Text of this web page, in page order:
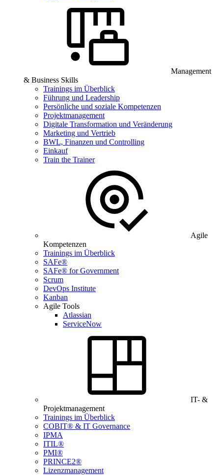
Management
& Business Skills
Trainings im Überblick
Führung und Leadership
Persönliche und soziale Kompetenzen
Projektmanagement
Digitale Transformation und Veränderung
Marketing und Vertrieb
BWL, Finanzen und Controlling
Einkauf
Train the Trainer
Agile
Kompetenzen
Trainings im Überblick
SAFe®
SAFe® for Government
Scrum
DevOps Institute
Kanban
Agile Tools
Atlassian
ServiceNow
IT- &
Projektmanagement
Trainings im Überblick
COBIT® & IT Governance
IPMA
ITIL®
PMI®
PRINCE2®
Lizenzmanagement